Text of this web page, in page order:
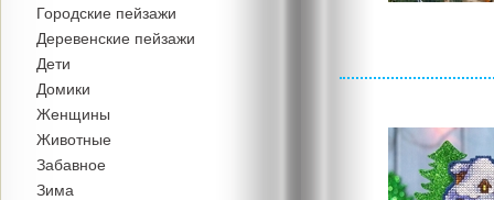
Городские пейзажи
Деревенские пейзажи
Дети
Домики
Женщины
Животные
Забавное
Зима